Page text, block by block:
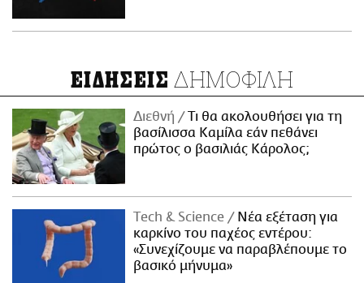
ΕΙΔΗΣΕΙΣ ΔΗΜΟΦΙΛΗ
Διεθνή
Τι θα ακολουθήσει για τη
βασίλισσα Καμίλα εάν πεθάνει
πρώτος ο βασιλιάς Κάρολος;
Τech & Science
Νέα εξέταση για
καρκίνο του παχέος εντέρου:
«Συνεχίζουμε να παραβλέπουμε το
βασικό μήνυμα»